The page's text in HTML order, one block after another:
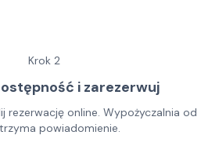
Krok 2
i zarezerwuj
rezerwację online. Wypożyczalnia od
powiadomienie.